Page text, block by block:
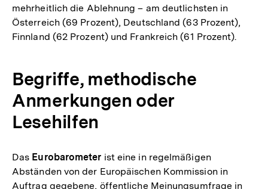
mehrheitlich die Ablehnung – am deutlichsten in
Österreich (69 Prozent), Deutschland (63 Prozent),
Finnland (62 Prozent) und Frankreich (61 Prozent).
Begriffe, methodische
Anmerkungen oder
Lesehilfen
Das Eurobarometer ist eine in regelmäßigen
Abständen von der Europäischen Kommission in
Auftrag gegebene, öffentliche Meinungsumfrage in